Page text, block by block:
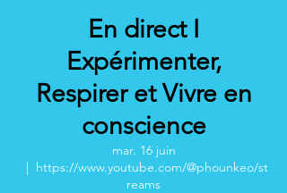
En direct I
Expérimenter,
Respirer et Vivre en
conscience
mar. 16 juin
  |
https://www.youtube.com/@phounkeo/st
reams